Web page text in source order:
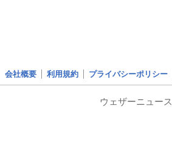
会社概要 利用規約 プライバシーポリシー
ウェザーニュース